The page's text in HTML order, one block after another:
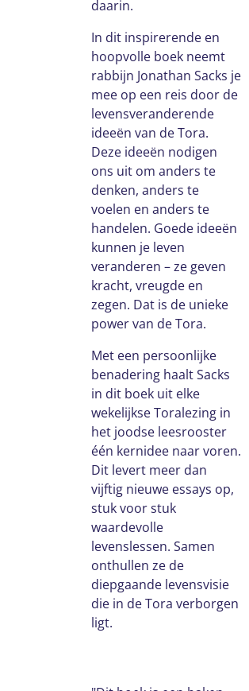
daarin.
In dit inspirerende en
hoopvolle boek neemt
rabbijn Jonathan Sacks je
mee op een reis door de
levensveranderende
ideeën van de Tora.
Deze ideeën nodigen
ons uit om anders te
denken, anders te
voelen en anders te
handelen. Goede ideeën
kunnen je leven
veranderen – ze geven
kracht, vreugde en
zegen. Dat is de unieke
power van de Tora.
Met een persoonlijke
benadering haalt Sacks
in dit boek uit elke
wekelijkse Toralezing in
het joodse leesrooster
één kernidee naar voren.
Dit levert meer dan
vijftig nieuwe essays op,
stuk voor stuk
waardevolle
levenslessen. Samen
onthullen ze de
diepgaande levensvisie
die in de Tora verborgen
ligt.